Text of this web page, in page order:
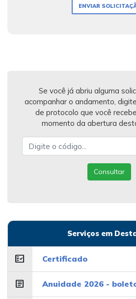
ENVIAR
Se você já abriu alguma
acompanhar o andamento,
de protocolo que você
momento da abertura
Consultar
Serviços em
fact_check Certificado
article Anuidade 2026 -